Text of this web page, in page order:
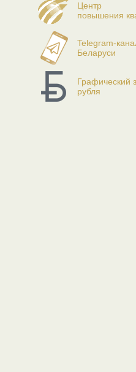
Центр
повышения
Telegram-
Беларуси
Графический
рубля